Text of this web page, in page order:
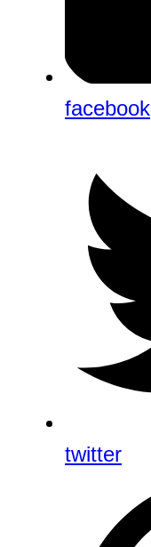
facebook
twitter